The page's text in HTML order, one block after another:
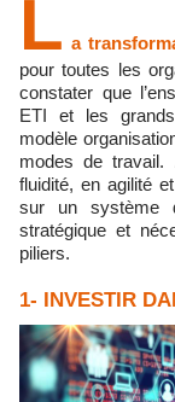
L a
pour toutes les
constater que
ETI et les
modèle
modes de
fluidité, en agilité
sur un système
stratégique et
piliers.
1- INVESTIR